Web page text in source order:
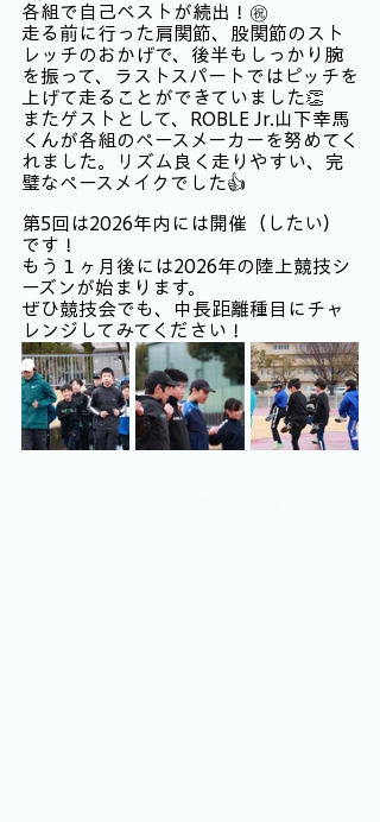
各組で自己ベストが続出！㊗️
走る前に行った肩関節、股関節のスト
レッチのおかげで、後半もしっかり腕
を振って、ラストスパートではピッチを
上げて走ることができていました👏
またゲストとして、ROBLE Jr.山下幸馬
くんが各組のペースメーカーを努めてく
れました。リズム良く走りやすい、完
璧なペースメイクでした👍
第5回は2026年内には開催（したい）
です！
もう１ヶ月後には2026年の陸上競技シ
ーズンが始まります。
ぜひ競技会でも、中長距離種目にチャ
レンジしてみてください！